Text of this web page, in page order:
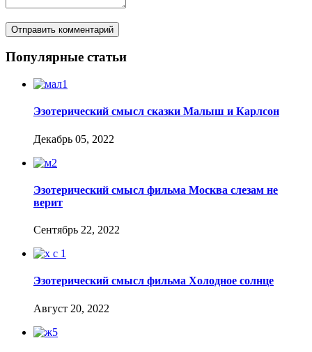
Популярные статьи
Эзотерический смысл сказки Малыш и Карлсон
Декабрь 05, 2022
Эзотерический смысл фильма Москва слезам не
верит
Сентябрь 22, 2022
Эзотерический смысл фильма Холодное солнце
Август 20, 2022